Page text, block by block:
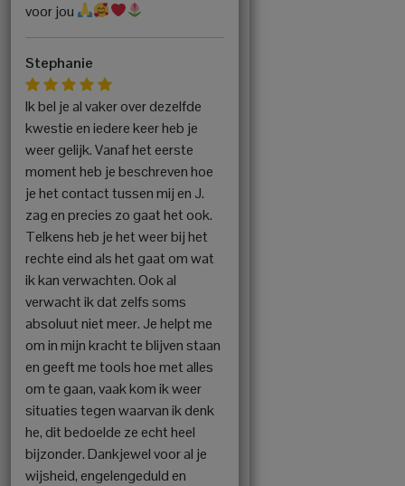
voor jou
Stephanie
Ik bel je al vaker over dezelfde
kwestie en iedere keer heb je
weer gelijk. Vanaf het eerste
moment heb je beschreven hoe
je het contact tussen mij en J.
zag en precies zo gaat het ook.
Telkens heb je het weer bij het
rechte eind als het gaat om wat
ik kan verwachten. Ook al
verwacht ik dat zelfs soms
absoluut niet meer. Je helpt me
om in mijn kracht te blijven staan
en geeft me tools hoe met alles
om te gaan, vaak kom ik weer
situaties tegen waarvan ik denk
he, dit bedoelde ze echt heel
bijzonder. Dankjewel voor al je
wijsheid, engelengeduld en